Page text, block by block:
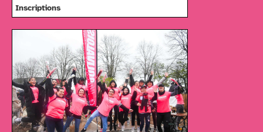
Inscriptions